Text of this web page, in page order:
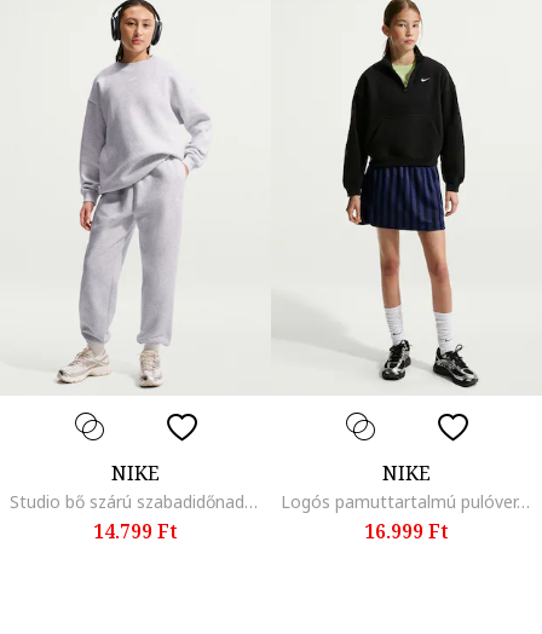
NIKE
Studio bő szárú szabadidőnadrág oldalzsebekkel, Melange világosszürke,
14.799 Ft
NIKE
Logós pamuttartalmú pulóver, Fehér, Fekete,
16.999 Ft